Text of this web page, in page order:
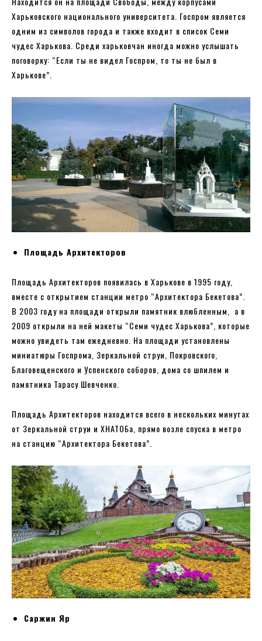
Харьковского национального университета. Госпром является
одним из символов города и также входит в список Семи
чудес Харькова. Среди харьковчан иногда можно услышать
поговорку: “Если ты не видел Госпром, то ты не был в
Харькове”.
Площадь Архитекторов
Площадь Архитекторов появилась в Харькове в 1995 году,
вместе с открытием станции метро “Архитектора Бекетова”.
В 2003 году на площади открыли памятник влюбленным, а в
2009 открыли на ней макеты “Семи чудес Харькова”, которые
можно увидеть там ежедневно. На площади установлены
миниатюры Госпрома, Зеркальной струи, Покровского,
Благовещенского и Успенского соборов, дома со шпилем и
памятника Тарасу Шевченко.
Площадь Архитекторов находится всего в нескольких минутах
от Зеркальной струи и ХНАТОБа, прямо возле спуска в метро
на станцию “Архитектора Бекетова”.
Саржин Яр